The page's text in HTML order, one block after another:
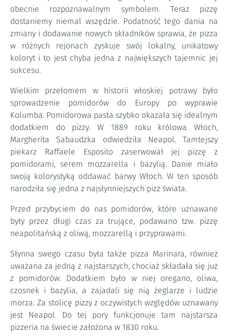
obecnie rozpoznawalnym symbolem. Teraz pizzę
dostaniemy niemal wszędzie. Podatność tego dania na
zmiany i dodawanie nowych składników sprawia, że pizza
w różnych rejonach zyskuje swój lokalny, unikatowy
koloryt i to jest chyba jedna z największych tajemnic jej
sukcesu.
Wielkim przełomem w historii włoskiej potrawy było
sprowadzenie pomidorów do Europy po wyprawie
Kolumba. Pomidorowa pasta szybko okazała się idealnym
dodatkiem do pizzy. W 1889 roku królowa Włoch,
Margherita Sabaudzka odwiedziła Neapol. Tamtejszy
piekarz Raffaele Esposito zaserwował jej pizzę z
pomidorami, serem mozzarella i bazylią. Danie miało
swoją kolorystyką oddawać barwy Włoch. W ten sposób
narodziła się jedna z najsłynniejszych pizz świata.
Przed przybyciem do nas pomidorów, które uznawane
były przez długi czas za trujące, podawano tzw. pizzę
neapolitańską z oliwą, mozzarellą i przyprawami.
Słynna swego czasu była także pizza Marinara, również
uważana za jedną z najstarszych, chociaż składała się już
z pomidorów. Dodatkiem było w niej oregano, oliwa,
czosnek i bazylia, a zajadali się nią żeglarze i ludzie
morza. Za stolicę pizzy z oczywistych względów uznawany
jest Neapol. Do tej pory funkcjonuje tam najstarsza
pizzeria na świecie założona w 1830 roku.